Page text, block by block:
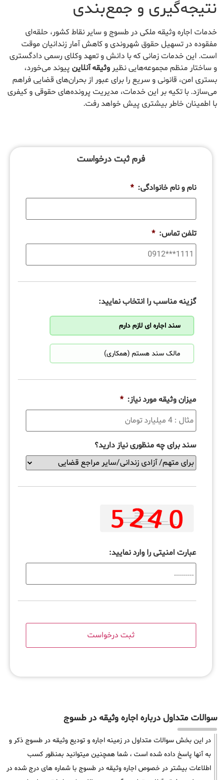
نتیجه‌گیری و جمع‌بندی
خدمات اجاره وثیقه ملکی در طسوج و سایر نقاط کشور، حلقه‌ای
مفقوده در تسهیل حقوق شهروندی و کاهش آمار زندانیان موقت
است. این خدمات زمانی که با دانش و تعهد وکلای رسمی دادگستری
و ساختار منظم مجموعه‌هایی نظیروثیقه آنلاین پیوند می‌خورد،
بستری امن، قانونی و سریع را برای عبور از بحران‌های قضایی فراهم
می‌سازد. با تکیه بر این خدمات، مدیریت پرونده‌های حقوقی و کیفری
با اطمینان خاطر بیشتری پیش خواهد رفت.
فرم ثبت درخواست
نام و نام خانوادگی: *
تلفن تماس: *
گزینه مناسب را انتخاب نمایید:
سند اجاره ای لازم دارم
مالک سند هستم (همکاری)
میزان وثیقه مورد نیاز: *
سند برای چه منظوری نیاز دارید؟
عبارت امنیتی را وارد نمایید:
سوالات متداول درباره اجاره وثیقه در طسوج
در این بخش سوالات متداول در زمینه اجاره و تودیع وثیقه در طسوج ذکر و
به آنها پاسخ داده شده است ، شما همچنین میتوانید بمنظور کسب
اطلاعات بیشتر در خصوص اجاره وثیقه در طسوج با شماره های درج شده در